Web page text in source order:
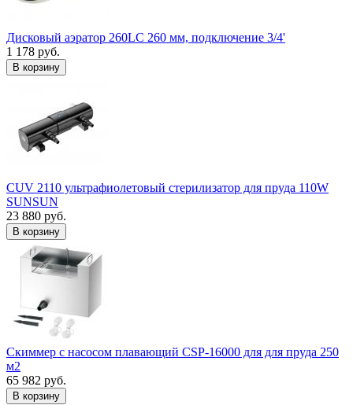
Дисковый аэратор 260LC 260 мм, подключение 3/4'
1 178 руб.
В корзину
CUV 2110 ультрафиолетовый стерилизатор для пруда 110W
SUNSUN
23 880 руб.
В корзину
Скиммер с насосом плавающий CSP-16000 для для пруда 250
м2
65 982 руб.
В корзину